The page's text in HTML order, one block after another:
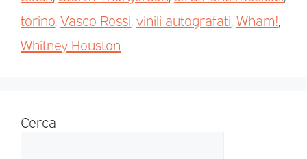
torino,Vasco Rossi,vinili autografati,Wham!,
Whitney Houston
Cerca